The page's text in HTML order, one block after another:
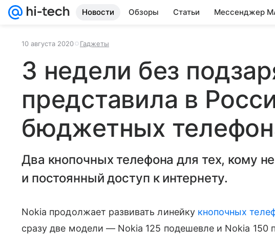
Новости Обзоры Статьи Мессенджер
10 августа 2020 Гаджеты
3 недели без
представила в
бюджетных
Два кнопочных телефона для тех, кому
и постоянный доступ к интернету.
Nokia продолжает развивать линейку кнопочных
сразу две модели — Nokia 125 подешевле и Nokia 150